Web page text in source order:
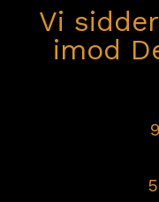
Vi
imod